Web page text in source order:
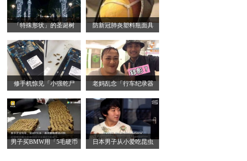
「特殊形状」的圣诞树 防新冠肺炎塑料瓶面具
修手机惊见「小强乾尸 老妈乱念「行车纪录器
男子买BMW用「5毛硬币 日本男子从小爱吃昆虫